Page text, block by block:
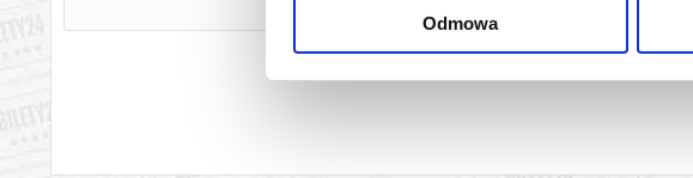
Odmowa